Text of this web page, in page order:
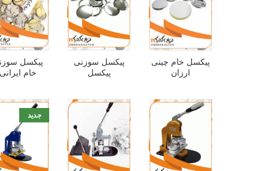
پیکسل خام چینی
ارزان
پیکسل سوزنی
پیکسل
پیکسل
خام ایرانی
جدید